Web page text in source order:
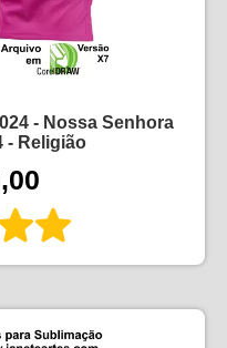
- Nossa Senhora
- Religião